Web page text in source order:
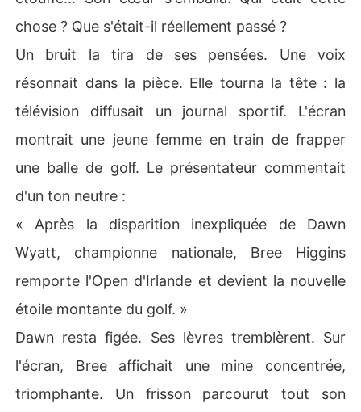
chose ? Que s'était-il réellement passé ?
Un bruit la tira de ses pensées. Une voix
résonnait dans la pièce. Elle tourna la tête : la
télévision diffusait un journal sportif. L'écran
montrait une jeune femme en train de frapper
une balle de golf. Le présentateur commentait
d'un ton neutre :
« Après la disparition inexpliquée de Dawn
Wyatt, championne nationale, Bree Higgins
remporte l'Open d'Irlande et devient la nouvelle
étoile montante du golf. »
Dawn resta figée. Ses lèvres tremblèrent. Sur
l'écran, Bree affichait une mine concentrée,
triomphante. Un frisson parcourut tout son